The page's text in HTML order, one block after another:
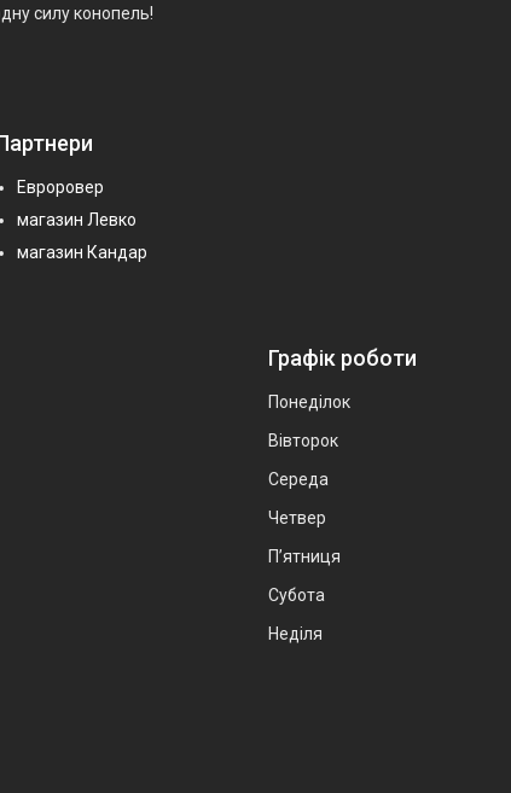
силу конопель!
Евроровер
магазин Левко
магазин Кандар
Графік роботи
Понеділок
Вівторок
Середа
Четвер
Пʼятниця
Субота
Неділя